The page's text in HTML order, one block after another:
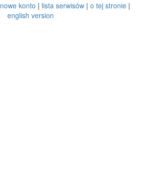
nowe konto | lista serwisów| o tej stronie|
english version